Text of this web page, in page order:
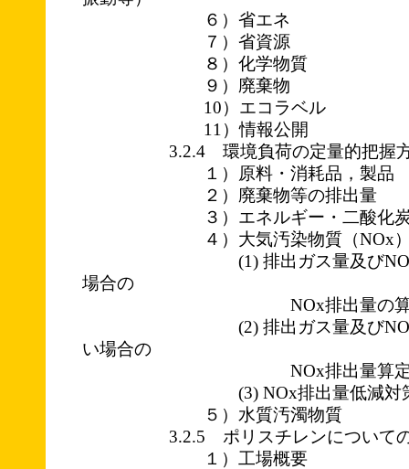
６）省エネ
７）省資源
８）化学物質
９）廃棄物
10）エコラベル
11）情報公開
3.2.4 環境負荷の定量的把握
１）原料・消耗品，製品
２）廃棄物等の排出量
３）エネルギー・二酸化炭
４）大気汚染物質（NOx
(1) 排出ガス量及びNOx濃度
場合の
NOx排出量の算
(2) 排出ガス量及びNOx濃度
い場合の
NOx排出量算定
(3) NOx排出量低減対
５）水質汚濁物質
3.2.5 ポリスチレンについての
１）工場概要